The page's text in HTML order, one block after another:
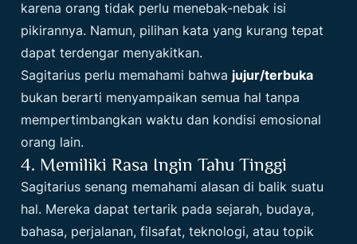
karena orang tidak perlu menebak-nebak isi
pikirannya. Namun, pilihan kata yang kurang tepat
dapat terdengar menyakitkan.
Sagitarius perlu memahami bahwa jujur/terbuka
bukan berarti menyampaikan semua hal tanpa
mempertimbangkan waktu dan kondisi emosional
orang lain.
4. Memiliki Rasa Ingin Tahu Tinggi
Sagitarius senang memahami alasan di balik suatu
hal. Mereka dapat tertarik pada sejarah, budaya,
bahasa, perjalanan, filsafat, teknologi, atau topik